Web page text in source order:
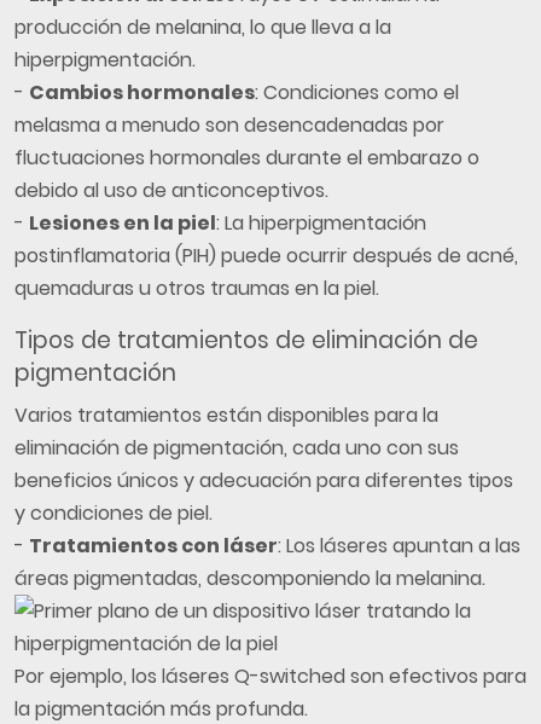
producción de melanina, lo que lleva a la
hiperpigmentación.
- Cambios hormonales: Condiciones como el
melasma a menudo son desencadenadas por
fluctuaciones hormonales durante el embarazo o
debido al uso de anticonceptivos.
- Lesiones en la piel: La hiperpigmentación
postinflamatoria (PIH) puede ocurrir después de acné,
quemaduras u otros traumas en la piel.
Tipos de tratamientos de eliminación de
pigmentación
Varios tratamientos están disponibles para la
eliminación de pigmentación, cada uno con sus
beneficios únicos y adecuación para diferentes tipos
y condiciones de piel.
- Tratamientos con láser: Los láseres apuntan a las
áreas pigmentadas, descomponiendo la melanina.
Por ejemplo, los láseres Q-switched son efectivos para
la pigmentación más profunda.